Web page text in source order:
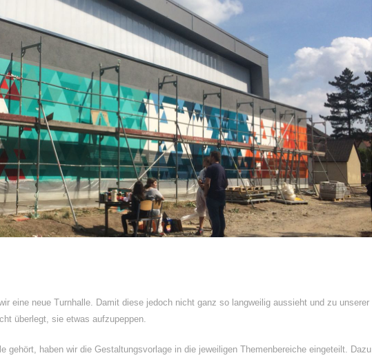
eine neue Turnhalle. Damit diese jedoch nicht ganz so langweilig aussieht und zu unserer
überlegt, sie etwas aufzupeppen.
gehört, haben wir die Gestaltungsvorlage in die jeweiligen Themenbereiche eingeteilt. Dazu